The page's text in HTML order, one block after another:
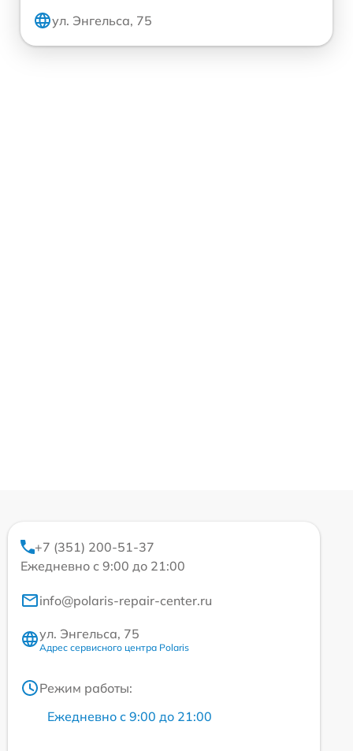
ул. Энгельса, 75
+7 (351) 200-51-37
Ежедневно с 9:00 до 21:00
info@polaris-repair-center.ru
ул. Энгельса, 75
Адрес сервисного центра Polaris
Режим работы:
Ежедневно с 9:00 до 21:00